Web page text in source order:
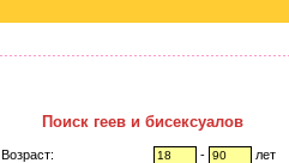
Поиск геев и бисексуалов
Возраст: -
лет